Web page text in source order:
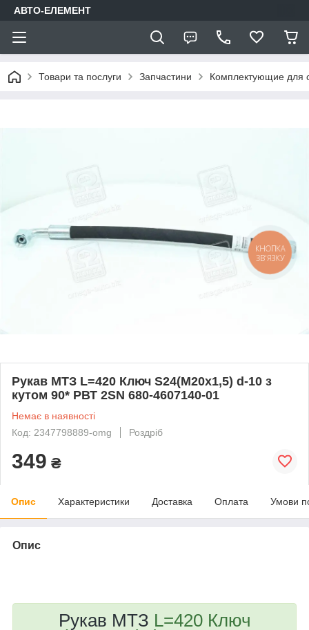
АВТО-ЕЛЕМЕНТ
Товари та послуги Запчастини Комплектующие для
Рукав МТЗ L=420 Ключ S24(M20x1,5) d-10 з
кутом 90* РВТ 2SN 680-4607140-01
Немає в наявності
Код: 2347798889-omg
Роздріб
349 ₴
Опис Характеристики Доставка Оплата Умови
Опис
Рукав МТЗ L=420 Ключ
КНОПКА
ЗВ'ЯЗКУ